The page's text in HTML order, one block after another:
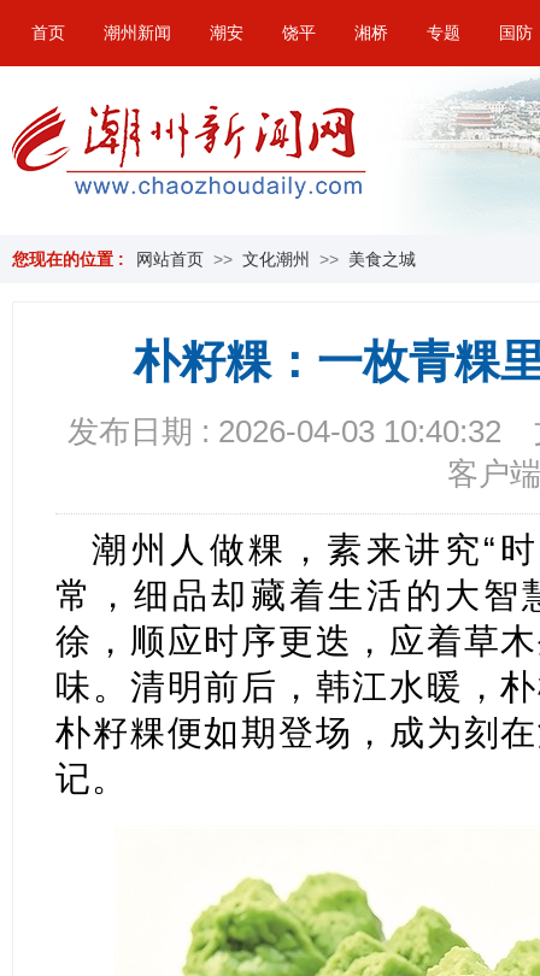
首页 潮州新闻 潮安 饶平 湘桥 专题 国防
您现在的位置 : 网站首页 >> 文化潮州 >> 美食之城
朴籽粿：一枚青粿
发布日期 : 2026-04-03 10:40:32
客户端
潮州人做粿，素来讲究“
常，细品却藏着生活的大
徐，顺应时序更迭，应着草
味。清明前后，韩江水暖，
朴籽粿便如期登场，成为刻
记。